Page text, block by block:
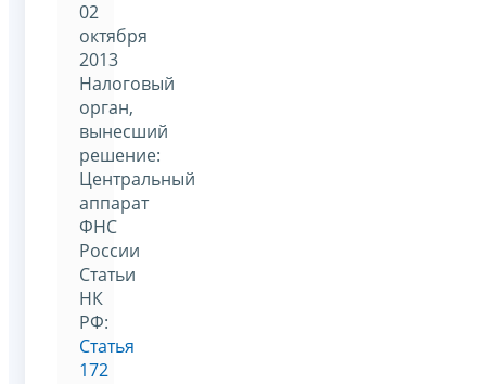
02
октября
2013
Налоговый
орган,
вынесший
решение:
Центральный
аппарат
ФНС
России
Статьи
НК
РФ:
Статья
172